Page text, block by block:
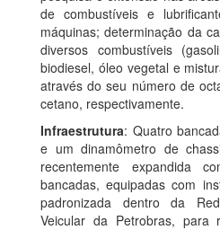
de combustíveis e
máquinas; determinação da
diversos combustíveis
biodiesel, óleo vegetal e
através do seu número de
cetano, respectivamente.
Infraestrutura: Quatro
e um dinamômetro de
recentemente expandida
bancadas, equipadas com
padronizada dentro da
Veicular da Petrobras, para